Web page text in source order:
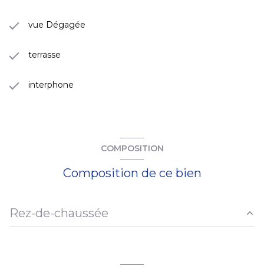
vue Dégagée
terrasse
interphone
COMPOSITION
Composition de ce bien
Rez-de-chaussée